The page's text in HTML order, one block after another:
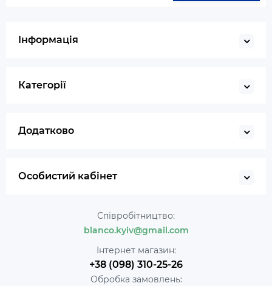
Інформація
Категорії
Додатково
Особистий кабінет
Співробітництво:
blanco.kyiv@gmail.com
Інтернет магазин:
+38 (098) 310-25-26
Обробка замовлень: